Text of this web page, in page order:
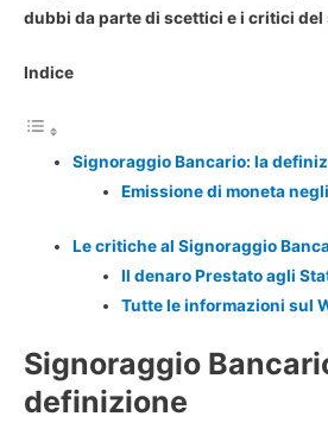
dubbi da parte di scettici e i critici del
Indice
Signoraggio Bancario: la
Emissione di moneta
Le critiche al Signoraggio
Il denaro Prestato agli
Tutte le informazioni sul
Signoraggio
definizione